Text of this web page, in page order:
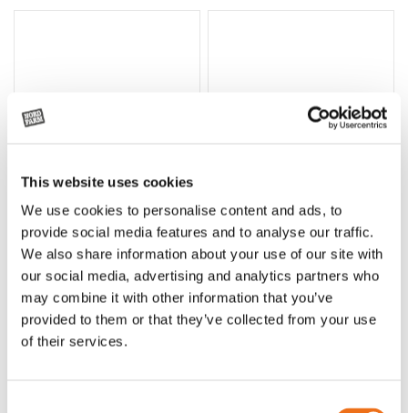
This website uses cookies
We use cookies to personalise content and ads, to
provide social media features and to analyse our traffic.
We also share information about your use of our site with
our social media, advertising and analytics partners who
may combine it with other information that you’ve
provided to them or that they’ve collected from your use
of their services.
Lägg till i varukorg
Rotor, komplett med slagor
OR80013456G
35 730kr (ex. moms)
Grön truckknapp
A00220
530kr (ex. moms)